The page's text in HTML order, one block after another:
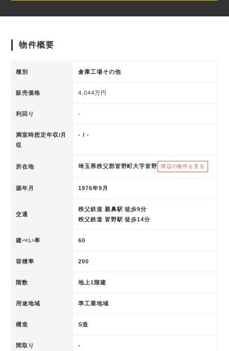
物件概要
種別 倉庫工場その他
販売価格 4,044万円
利回り -
満室時想定年収/月
収
- / -
所在地 埼玉県秩父郡皆野町大字皆野 周辺の物件を見る
築年月 1976年9月
交通
秩父鉄道 親鼻駅 徒歩9分
秩父鉄道 皆野駅 徒歩14分
建ぺい率 60
容積率 200
階数 地上1階建
用途地域 準工業地域
構造 S造
間取り -